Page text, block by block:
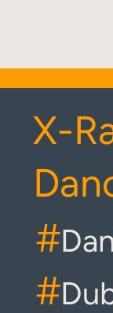
X-
#
#